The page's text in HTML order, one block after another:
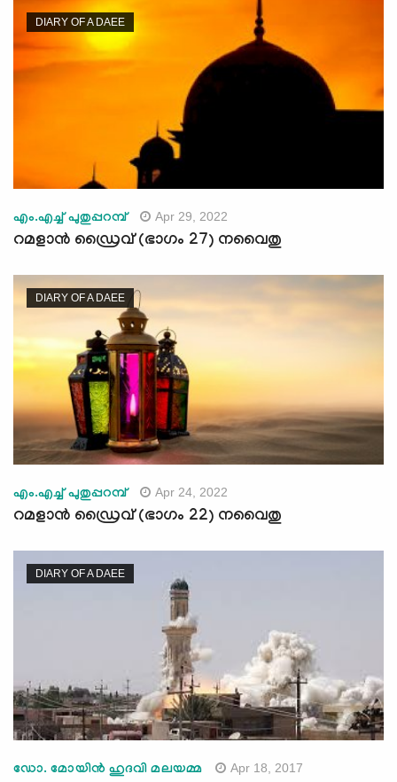
DIARY OF A DAEE
എം.എച്ച് പുതുപ്പറമ്പ് Apr 29, 2022
റമളാൻ ഡ്രൈവ് (ഭാഗം 27) നവൈതു
DIARY OF A DAEE
എം.എച്ച് പുതുപ്പറമ്പ് Apr 24, 2022
റമളാൻ ഡ്രൈവ് (ഭാഗം 22) നവൈതു
DIARY OF A DAEE
ഡോ. മോയിന്‍ ഹുദവി മലയമ്മ Apr 18, 2017